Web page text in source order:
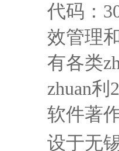
代码：
效管理
有各类
zhuan
软件著
设于无